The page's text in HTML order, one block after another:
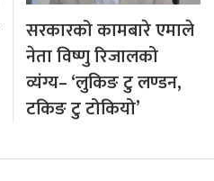
सरकारको कामबारे एमाले
नेता विष्णु रिजालको
व्यंग्य– ‘लुकिङ टु लण्डन,
टकिङ टु टोकियो’